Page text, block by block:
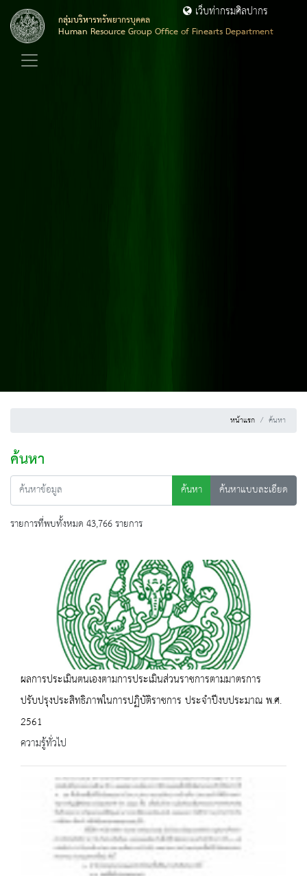
กลุ่มบริหารทรัพยากรบุคคล
Human Resource Group Office of Finearts Department
เว็บท่ากรมศิลปากร
หน้าแรก ค้นหา
ค้นหา
ค้นหา
ค้นหาแบบละเอียด
รายการที่พบทั้งหมด 43,766 รายการ
ผลการประเมินตนเองตามการประเมินส่วนราชการตามมาตรการ
ปรับปรุงประสิทธิภาพในการปฏิบัติราชการ ประจำปีงบประมาณ พ.ศ.
2561
ความรู้ทั่วไป